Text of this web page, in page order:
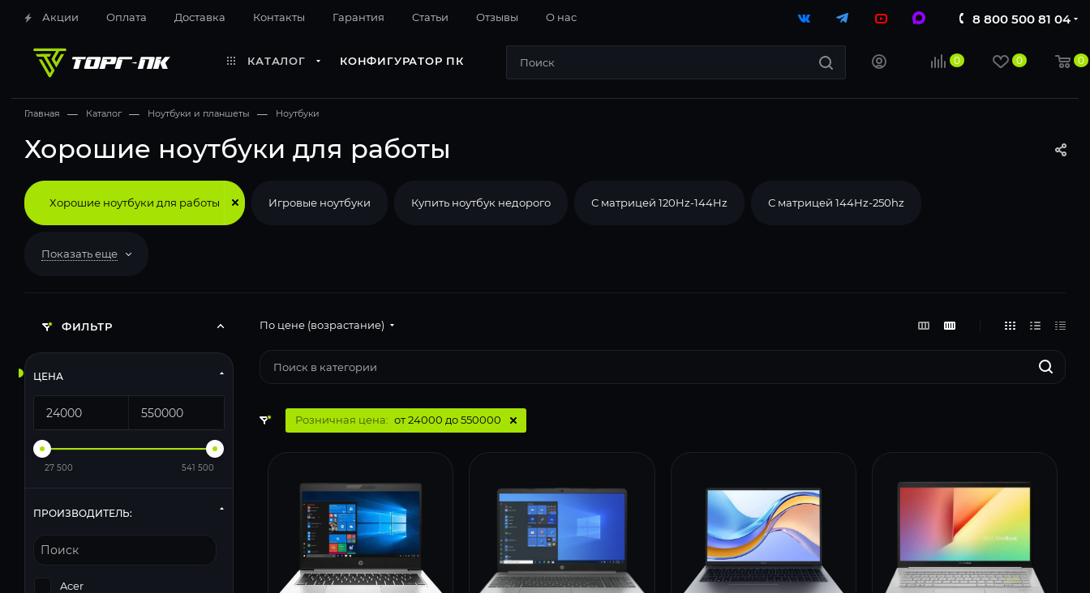
Акции Оплата Доставка Контакты Гарантия Cтатьи Отзывы О нас 8 800 500 81 04
КАТАЛОГ КОНФИГУРАТОР ПК 0 0 0
Главная — Каталог — Ноутбуки и планшеты — Ноутбуки
Хорошие ноутбуки для работы
Игровые ноутбуки Купить ноутбук недорого С матрицей 120Hz-144Hz С матрицей 144Hz-250hz
Хорошие ноутбуки для работы
Показать еще
По цене (возрастание)
Розничная цена: от 24000 до 550000
ФИЛЬТР
ЦЕНА
27 500 541 500
ПРОИЗВОДИТЕЛЬ:
Acer